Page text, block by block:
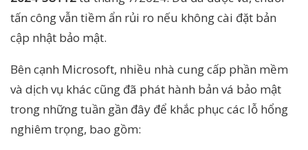
tấn công vẫn tiềm ẩn rủi ro nếu không cài đặt bản
cập nhật bảo mật.
Bên cạnh Microsoft, nhiều nhà cung cấp phần mềm
và dịch vụ khác cũng đã phát hành bản vá bảo mật
trong những tuần gần đây để khắc phục các lỗ hổng
nghiêm trọng, bao gồm: